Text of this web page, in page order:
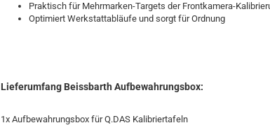
Praktisch für Mehrmarken-Targets der Frontkamera-
Optimiert Werkstattabläufe und sorgt für Ordnung
Lieferumfang Beissbarth Aufbewahrungsbox:
1x Aufbewahrungsbox für Q.DAS Kalibriertafeln